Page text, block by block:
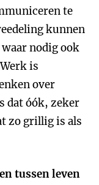
te
kunnen
nodig ook
is
over
dat óók, zeker
zo grillig is als
tussen leven